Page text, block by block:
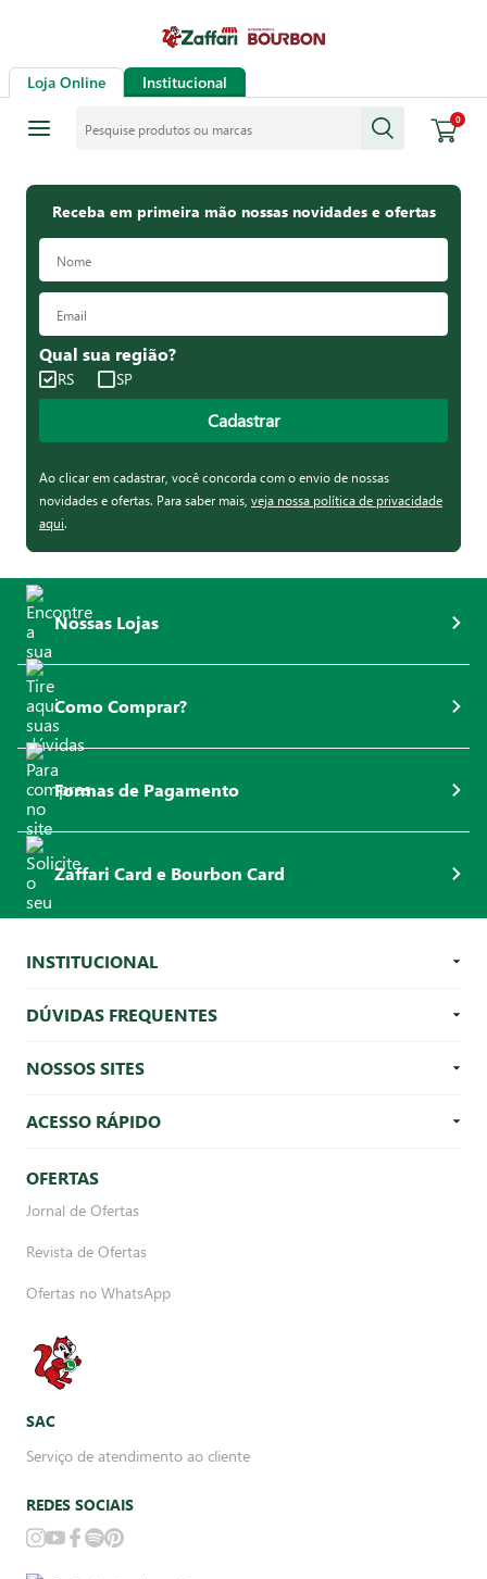
Loja Online Institucional
0
Receba em primeira mão nossas novidades e ofertas
Qual sua região?
RS SP
Cadastrar
Ao clicar em cadastrar, você concorda com o envio de nossas
novidades e ofertas. Para saber mais, veja nossa política de privacidade
aqui.
Nossas Lojas
Como Comprar?
Formas de Pagamento
Zaffari Card e Bourbon Card
INSTITUCIONAL
DÚVIDAS FREQUENTES
NOSSOS SITES
ACESSO RÁPIDO
OFERTAS
Jornal de Ofertas
Revista de Ofertas
Ofertas no WhatsApp
SAC
Serviço de atendimento ao cliente
REDES SOCIAIS